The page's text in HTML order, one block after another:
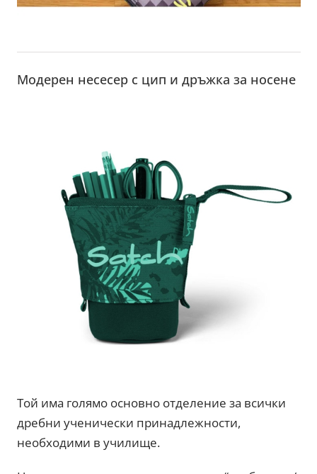
Модерен несесер с цип и дръжка за носене
Той има голямо основно отделение за всички
дребни ученически принадлежности,
необходими в училище.